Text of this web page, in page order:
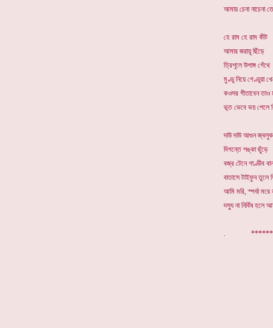
আমায় চেনা নাচেনা
হে রাম হে রাম কীট
আমার জরায়ূ ছিঁড়ে
ত্রিশূলে উপাঙ্গ গেঁথে
মুণ্ডু নিয়ে গেণ্ডুয়া
কওসর গীতাবেন তাও
ভূত ভেবে ভয় পেলে
দাউ দাউ আগুন জ্বলুক
দিগন্তে শঙ্কা ছুঁড়ে
বজ্র টেনে গাণ্ডীব
বাতাসে টাইফুন তুলে
আমি মরি, স্পর্ধা মরে
দস্যু না নির্বিষ হলে
.